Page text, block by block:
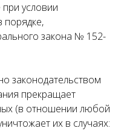
условии
порядке,
закона № 152-
законодательством
прекращает
(в отношении любой
их в случаях: